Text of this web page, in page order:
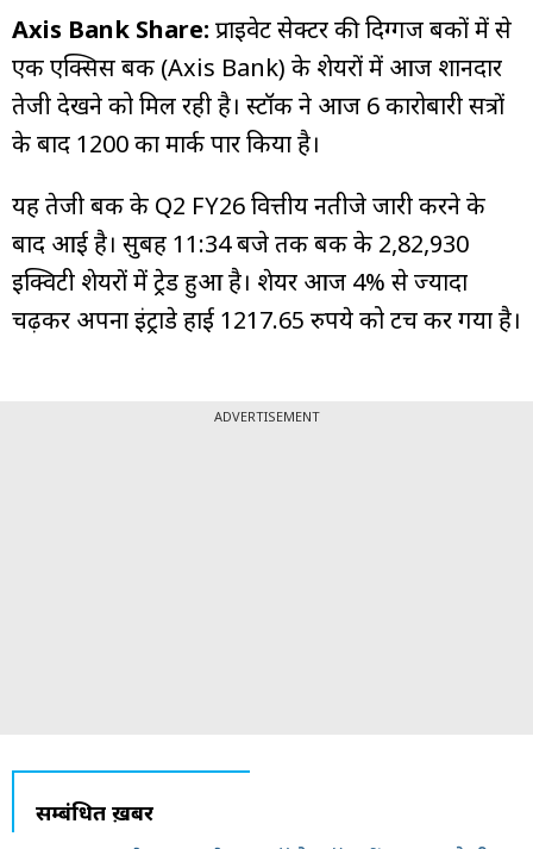
Axis Bank Share: प्राइवेट सेक्टर की दिग्गज बैंकों में से
एक एक्सिस बैंक (Axis Bank) के शेयरों में आज शानदार
तेजी देखने को मिल रही है। स्टॉक ने आज 6 कारोबारी सत्रों
के बाद 1200 का मार्क पार किया है।
यह तेजी बैंक के Q2 FY26 वित्तीय नतीजे जारी करने के
बाद आई है। सुबह 11:34 बजे तक बैंक के 2,82,930
इक्विटी शेयरों में ट्रेड हुआ है। शेयर आज 4% से ज्यादा
चढ़कर अपना इंट्राडे हाई 1217.65 रुपये को टच कर गया है।
ADVERTISEMENT
सम्बंधित ख़बरें